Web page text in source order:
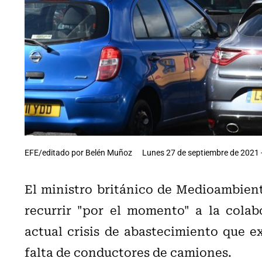
EFE/editado por Belén Muñoz Lunes 27 de septiembre de 2021
El ministro británico de
recurrir "por el momento" a la
actual crisis de abastecimiento que
falta de conductores de camiones.